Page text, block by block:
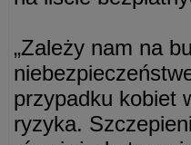
„Zależy nam na
przypadku kobiet
ryzyka.